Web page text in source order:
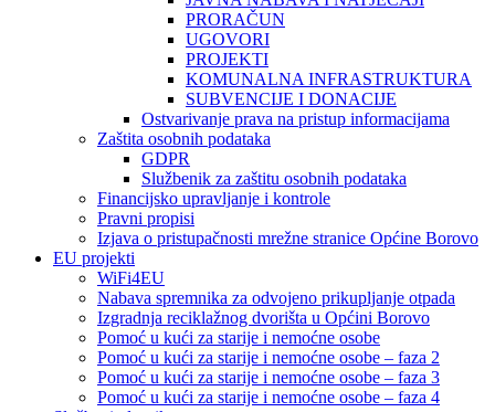
PRORAČUN
UGOVORI
PROJEKTI
KOMUNALNA INFRASTRUKTURA
SUBVENCIJE I DONACIJE
Ostvarivanje prava na pristup informacijama
Zaštita osobnih podataka
GDPR
Službenik za zaštitu osobnih podataka
Financijsko upravljanje i kontrole
Pravni propisi
Izjava o pristupačnosti mrežne stranice Općine Borovo
EU projekti
WiFi4EU
Nabava spremnika za odvojeno prikupljanje otpada
Izgradnja reciklažnog dvorišta u Općini Borovo
Pomoć u kući za starije i nemoćne osobe
Pomoć u kući za starije i nemoćne osobe – faza 2
Pomoć u kući za starije i nemoćne osobe – faza 3
Pomoć u kući za starije i nemoćne osobe – faza 4